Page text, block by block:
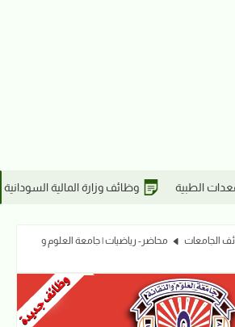
| وظائف مفوضية الاختيار
الجامعات
محاضر- رياضيات | جامعة العلوم و